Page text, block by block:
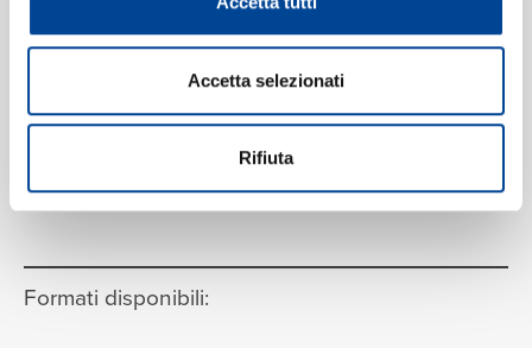
Accetta selezionati
Rifiuta
Formati disponibili: